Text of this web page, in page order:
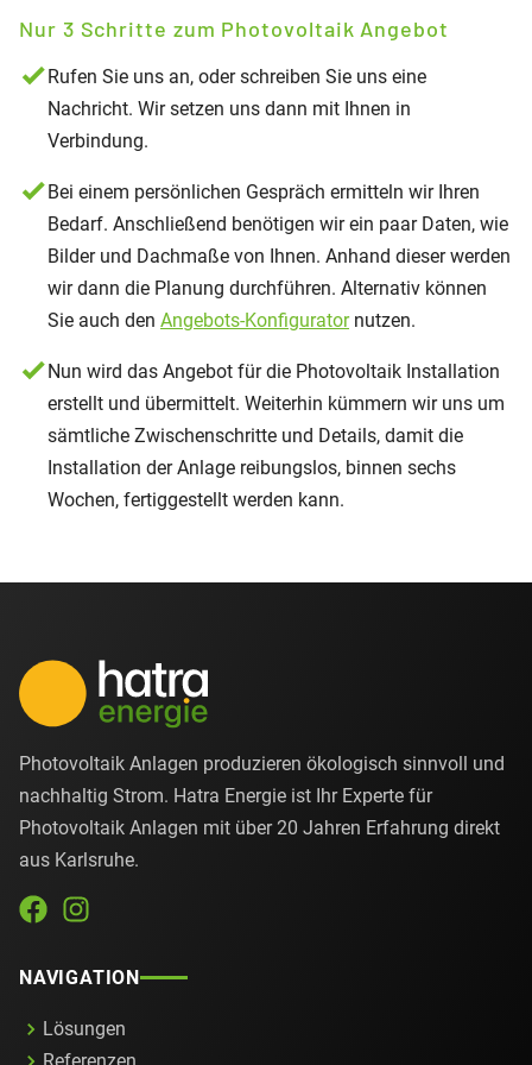
Nur 3 Schritte zum Photovoltaik Angebot
Rufen Sie uns an, oder schreiben Sie uns eine
Nachricht. Wir setzen uns dann mit Ihnen in
Verbindung.
Bei einem persönlichen Gespräch ermitteln wir Ihren
Bedarf. Anschließend benötigen wir ein paar Daten, wie
Bilder und Dachmaße von Ihnen. Anhand dieser werden
wir dann die Planung durchführen. Alternativ können
Sie auch den Angebots-Konfiguratornutzen.
Nun wird das Angebot für die Photovoltaik Installation
erstellt und übermittelt. Weiterhin kümmern wir uns um
sämtliche Zwischenschritte und Details, damit die
Installation der Anlage reibungslos, binnen sechs
Wochen, fertiggestellt werden kann.
Photovoltaik Anlagen produzieren ökologisch sinnvoll und
nachhaltig Strom. Hatra Energie ist Ihr Experte für
Photovoltaik Anlagen mit über 20 Jahren Erfahrung direkt
aus Karlsruhe.
NAVIGATION
Lösungen